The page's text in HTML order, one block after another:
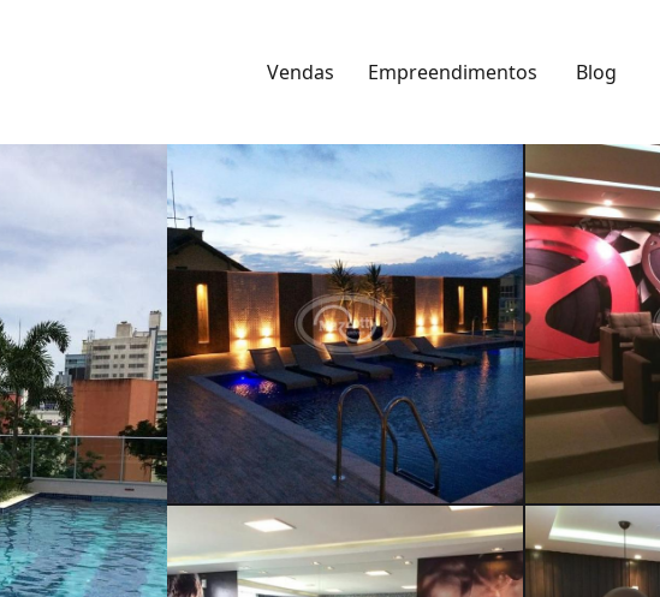
Vendas Empreendimentos Blog